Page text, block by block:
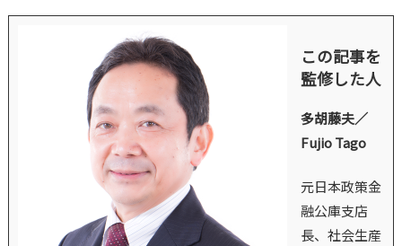
この記事を
監修した人
多胡藤夫／
Fujio Tago
元日本政策金
融公庫支店
長、社会生産